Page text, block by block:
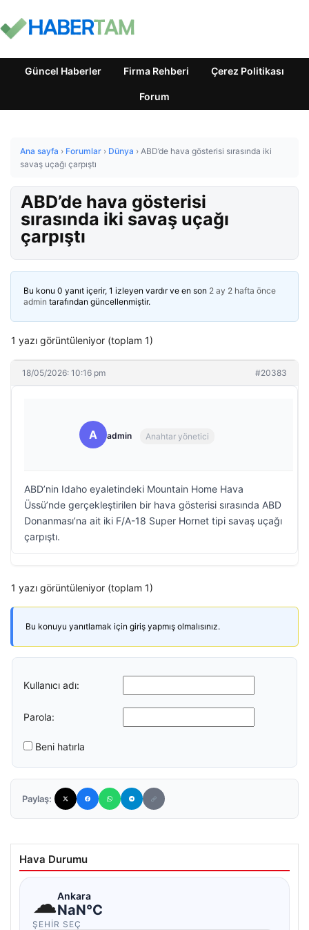
Güncel Haberler Firma Rehberi Çerez Politikası
Forum
Ana sayfa › Forumlar › Dünya › ABD’de hava gösterisi sırasında iki
savaş uçağı çarpıştı
ABD’de hava gösterisi
sırasında iki savaş uçağı
çarpıştı
Bu konu 0 yanıt içerir, 1 izleyen vardır ve en son 2 ay 2 hafta önce
admin tarafından güncellenmiştir.
1 yazı görüntüleniyor (toplam 1)
18/05/2026: 10:16 pm #20383
A admin Anahtar yönetici
ABD’nin Idaho eyaletindeki Mountain Home Hava
Üssü’nde gerçekleştirilen bir hava gösterisi sırasında ABD
Donanması’na ait iki F/A-18 Super Hornet tipi savaş uçağı
çarpıştı.
1 yazı görüntüleniyor (toplam 1)
Bu konuyu yanıtlamak için giriş yapmış olmalısınız.
Kullanıcı adı:
Parola:
Beni hatırla
Paylaş:
Hava Durumu
☁Ankara
NaN°C
ŞEHIR SEÇ